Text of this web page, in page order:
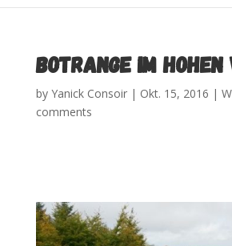
BOTRANGE IM HOHEN
by Yanick Consoir| Okt. 15, 2016 |
comments